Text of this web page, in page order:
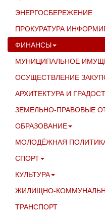
ЭНЕРГОСБЕРЕЖЕНИЕ
ПРОКУРАТУРА
ФИНАНСЫ
МУНИЦИПАЛЬНОЕ
ОСУЩЕСТВЛЕНИЕ
АРХИТЕКТУРА И
ЗЕМЕЛЬНО-ПРАВОВЫЕ
ОБРАЗОВАНИЕ
МОЛОДЁЖНАЯ
СПОРТ
КУЛЬТУРА
ЖИЛИЩНО-
ТРАНСПОРТ